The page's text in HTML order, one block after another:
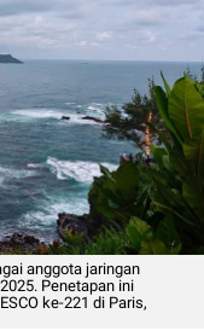
anggota jaringan
Penetapan ini
ke-221 di Paris,